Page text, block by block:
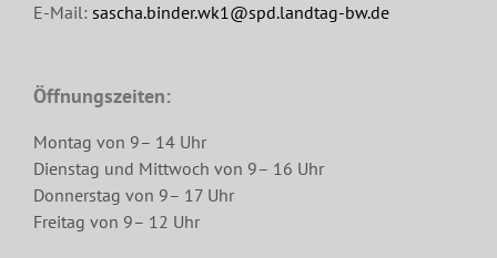
E-Mail: sascha.binder.wk1@spd.landtag-bw.de
Öffnungszeiten:
Montag von 9– 14 Uhr
Dienstag und Mittwoch von 9– 16 Uhr
Donnerstag von 9– 17 Uhr
Freitag von 9– 12 Uhr